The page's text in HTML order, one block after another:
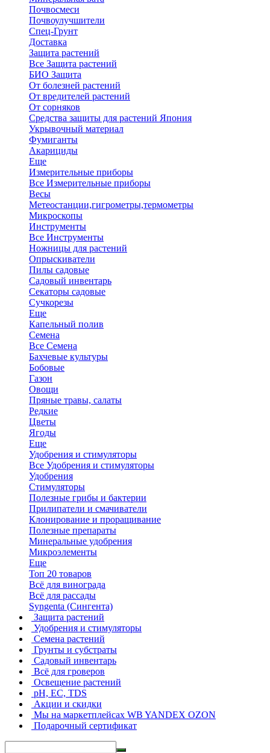
Почвосмеси
Почвоулучшители
Спец-Грунт
Доставка
Защита растений
Все Защита растений
БИО Защита
От болезней растений
От вредителей растений
От сорняков
Средства защиты для растений Япония
Укрывочный материал
Фумиганты
Акарициды
Еще
Измерительные приборы
Все Измерительные приборы
Весы
Метеостанции,гигрометры,термометры
Микроскопы
Инструменты
Все Инструменты
Ножницы для растений
Опрыскиватели
Пилы садовые
Садовый инвентарь
Секаторы садовые
Сучкорезы
Еще
Капельный полив
Семена
Все Семена
Бахчевые культуры
Бобовые
Газон
Овощи
Пряные травы, салаты
Редкие
Цветы
Ягоды
Еще
Удобрения и стимуляторы
Все Удобрения и стимуляторы
Удобрения
Стимуляторы
Полезные грибы и бактерии
Прилипатели и смачиватели
Клонирование и проращивание
Полезные препараты
Минеральные удобрения
Микроэлементы
Еще
Топ 20 товаров
Всё для винограда
Всё для рассады
Syngenta (Сингента)
Защита растений
Удобрения и стимуляторы
Семена растений
Грунты и субстраты
Садовый инвентарь
Всё для гроверов
Освещение растений
pH, EC, TDS
Акции и скидки
Мы на маркетплейсах WB YANDEX OZON
Подарочный сертификат